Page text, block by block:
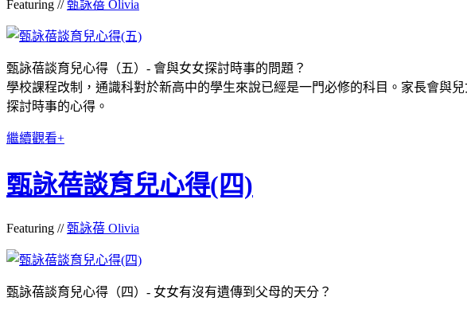
Featuring // 甄詠蓓 Olivia
甄詠蓓談育兒心得（五）- 會與女女探討時事的問題？
學校課程改制，通識科對於新高中的學生來說已經是一門必修的科目。家長會與
探討時事的心得。
繼續觀看+
甄詠蓓談育兒心得(四)
Featuring // 甄詠蓓 Olivia
甄詠蓓談育兒心得（四）- 女女有沒有遺傳到父母的天分？